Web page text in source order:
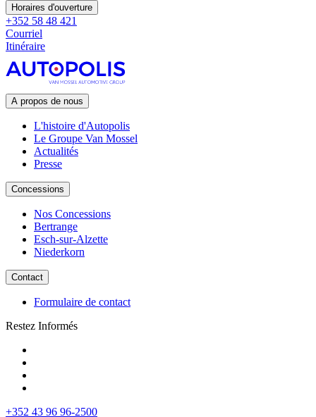
Horaires d'ouverture
+352 58 48 421
Courriel
Itinéraire
A propos de nous
L'histoire d'Autopolis
Le Groupe Van Mossel
Actualités
Presse
Concessions
Nos Concessions
Bertrange
Esch-sur-Alzette
Niederkorn
Contact
Formulaire de contact
Restez Informés
+352 43 96 96-2500